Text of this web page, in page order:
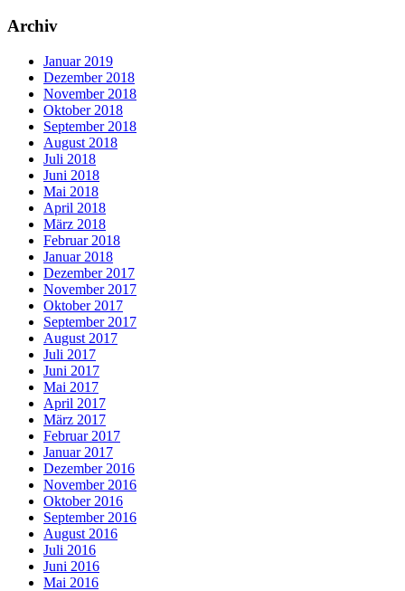
Archiv
Januar 2019
Dezember 2018
November 2018
Oktober 2018
September 2018
August 2018
Juli 2018
Juni 2018
Mai 2018
April 2018
März 2018
Februar 2018
Januar 2018
Dezember 2017
November 2017
Oktober 2017
September 2017
August 2017
Juli 2017
Juni 2017
Mai 2017
April 2017
März 2017
Februar 2017
Januar 2017
Dezember 2016
November 2016
Oktober 2016
September 2016
August 2016
Juli 2016
Juni 2016
Mai 2016